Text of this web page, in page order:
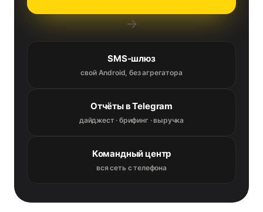
→
SMS-шлюз
свой Android, без агрегатора
Отчёты в Telegram
дайджест · брифинг · выручка
Командный центр
вся сеть с телефона